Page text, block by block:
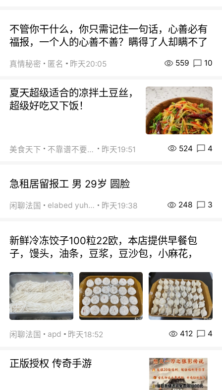
不管你干什么，你只需记住一句话，心善必有
福报，一个人的心善不善？瞒得了人却瞒不了
真情秘密 匿名 昨天20:05 559 10
夏天超级适合的凉拌土豆丝，
超级好吃又下饭！
美食天下 不靠谱不要联系 昨天19:51 524 4
急租居留报工 男 29岁 圆脸
闲聊法国 elabed yuhua 昨天19:38 248 3
新鲜冷冻饺子100粒22欧，本店提供早餐包
子，馒头，油条，豆浆，豆沙包，小麻花，
闲聊法国 apd 昨天18:52 412 4
正版授权 传奇手游